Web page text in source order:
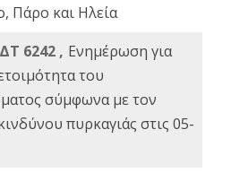
Πάρο και Ηλεία
6242 , Ενημέρωση για
του
σύμφωνα με τον
πυρκαγιάς στις 05-